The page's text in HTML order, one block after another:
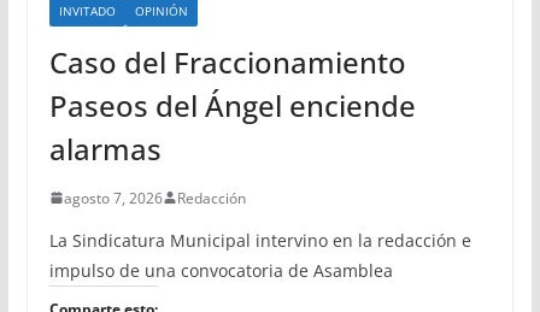
INVITADO OPINIÓN
Caso del Fraccionamiento
Paseos del Ángel enciende
alarmas
agosto 7, 2026 Redacción
La Sindicatura Municipal intervino en la redacción e
impulso de una convocatoria de Asamblea